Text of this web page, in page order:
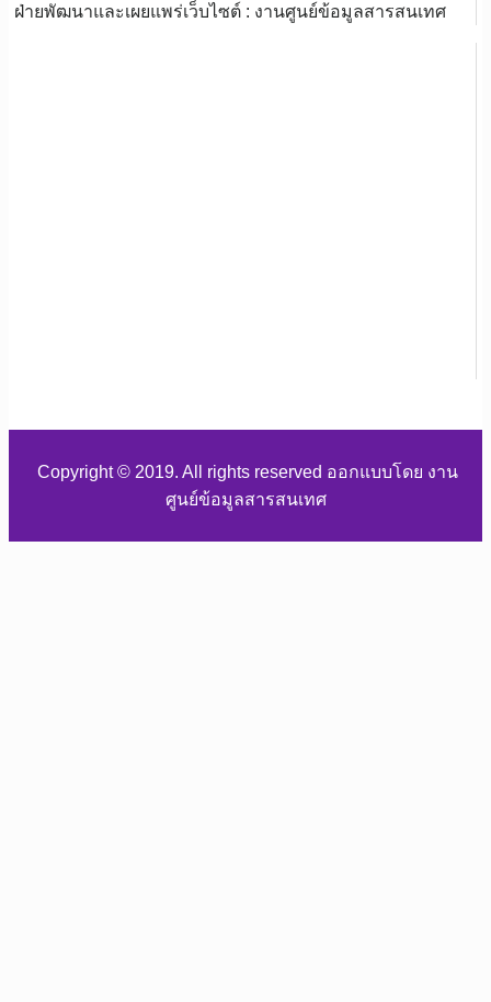
ฝ่ายพัฒนาและเผยแพร่เว็บไซต์ : งานศูนย์ข้อมูลสารสนเทศ
Copyright © 2019. All rights reserved ออกแบบโดย งาน
ศูนย์ข้อมูลสารสนเทศ